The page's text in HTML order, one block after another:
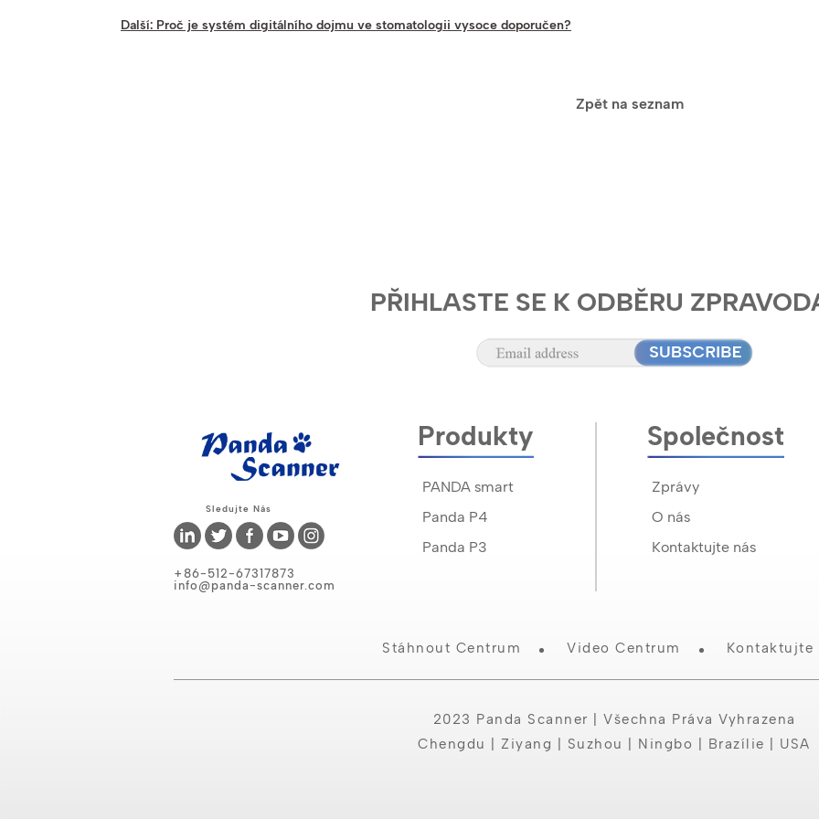
Další: Proč je systém digitálního dojmu ve stomatologii vysoce doporučen?
Zpět na seznam
PŘIHLASTE SE K ODBĚRU
Sledujte Nás
+86-512-67317873
info@panda-scanner.com
Produkty
PANDA smart
Panda P4
Panda P3
Společnost
Zprávy
O nás
Kontaktujte nás
Stáhnout Centrum Video Centrum Kontaktujte
2023 Panda Scanner | Všechna Práva Vyhrazena
Chengdu | Ziyang | Suzhou | Ningbo | Brazílie | USA